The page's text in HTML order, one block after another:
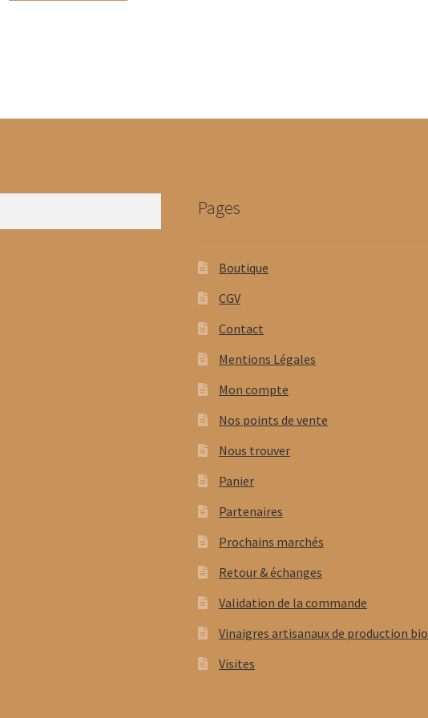
Pages
Boutique
CGV
Contact
Mentions Légales
Mon compte
Nos points de vente
Nous trouver
Panier
Partenaires
Prochains marchés
Retour & échanges
Validation de la commande
Vinaigres artisanaux de production bio
Visites